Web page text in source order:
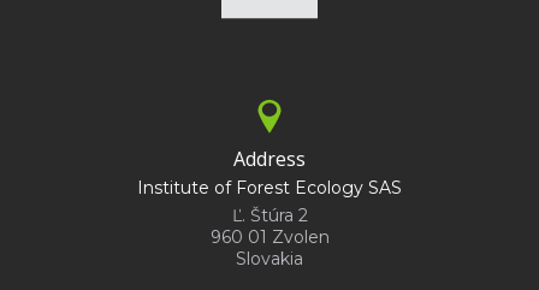
Address
Institute of Forest Ecology SAS
Ľ. Štúra 2
960 01 Zvolen
Slovakia